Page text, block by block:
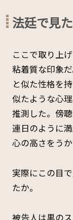
法廷で見
ここで取り上
粘着質な印象
と似た性格を
似たような心
推測した。傍
連日のように
心の高さをうか
実際にこの目
たか。
被告人は黒の